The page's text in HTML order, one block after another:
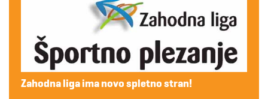
Zahodna liga ima novo spletno stran!